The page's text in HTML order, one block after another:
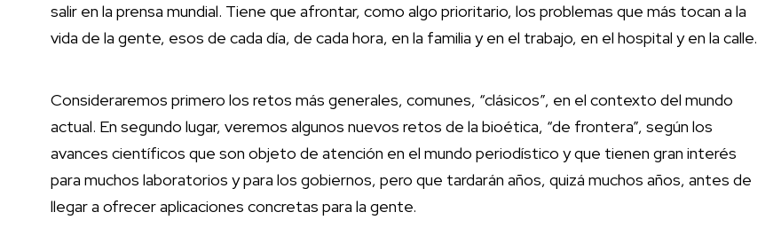
salir en la prensa mundial. Tiene que afrontar, como algo prioritario, los problemas que más tocan a la
vida de la gente, esos de cada día, de cada hora, en la familia y en el trabajo, en el hospital y en la calle.
Consideraremos primero los retos más generales, comunes, “clásicos”, en el contexto del mundo
actual. En segundo lugar, veremos algunos nuevos retos de la bioética, “de frontera”, según los
avances científicos que son objeto de atención en el mundo periodístico y que tienen gran interés
para muchos laboratorios y para los gobiernos, pero que tardarán años, quizá muchos años, antes de
llegar a ofrecer aplicaciones concretas para la gente.